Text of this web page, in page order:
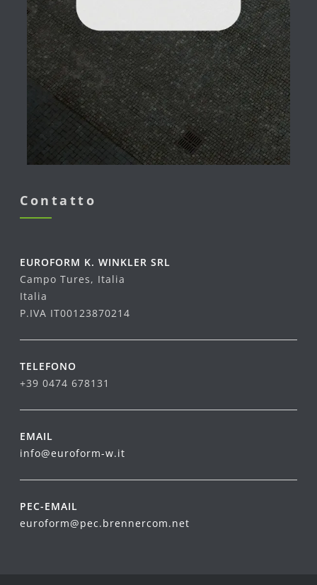
Contatto
EUROFORM K. WINKLER SRL
Campo Tures, Italia
Italia
P.IVA IT00123870214
TELEFONO
+39 0474 678131
EMAIL
info@euroform-w.it
PEC-EMAIL
euroform@pec.brennercom.net